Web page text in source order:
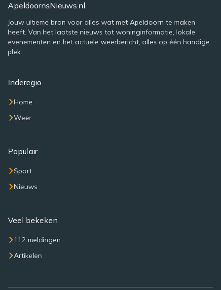
ApeldoornsNieuws.nl
Jouw ultieme bron voor alles wat met Apeldoorn te maken
heeft. Van het laatste nieuws tot woninginformatie, lokale
evenementen en het actuele weerbericht, alles op één handige
plek.
Inderegio
Home
Weer
Populair
Sport
Nieuws
Veel bekeken
112 meldingen
Artikelen